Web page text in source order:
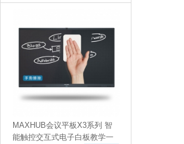
MAXHUB会议平板X3系列 智
能触控交互式电子白板教学一